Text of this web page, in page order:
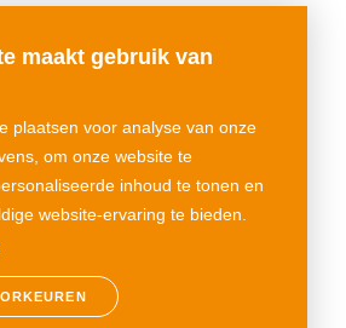
maakt gebruik van
plaatsen voor analyse van onze
om onze website te
inhoud te tonen en
website-ervaring te bieden.